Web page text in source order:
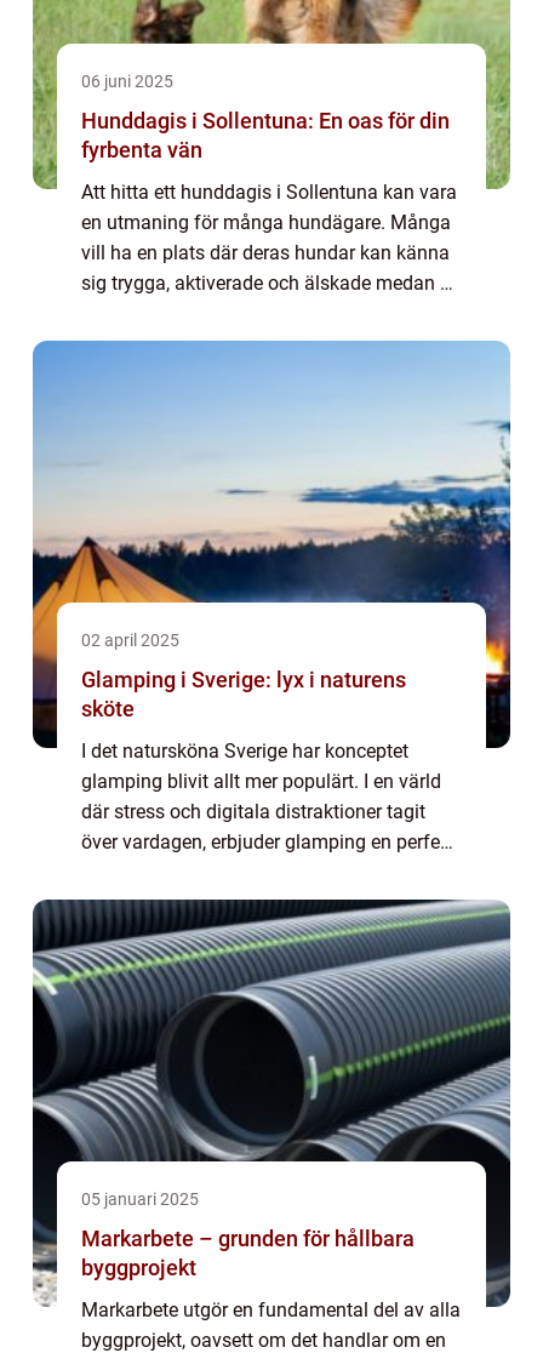
06 juni 2025
Hunddagis i Sollentuna: En oas för din
fyrbenta vän
Att hitta ett hunddagis i Sollentuna kan vara
en utmaning för många hundägare. Många
vill ha en plats där deras hundar kan känna
sig trygga, aktiverade och älskade medan de
02 april 2025
Glamping i Sverige: lyx i naturens
sköte
I det natursköna Sverige har konceptet
glamping blivit allt mer populärt. I en värld
där stress och digitala distraktioner tagit
över vardagen, erbjuder glamping en perfekt
komfort. F&ou...
05 januari 2025
Markarbete – grunden för hållbara
byggprojekt
Markarbete utgör en fundamental del av alla
byggprojekt, oavsett om det handlar om en